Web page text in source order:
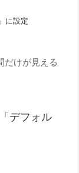
に設定
だけが見える
デフォル